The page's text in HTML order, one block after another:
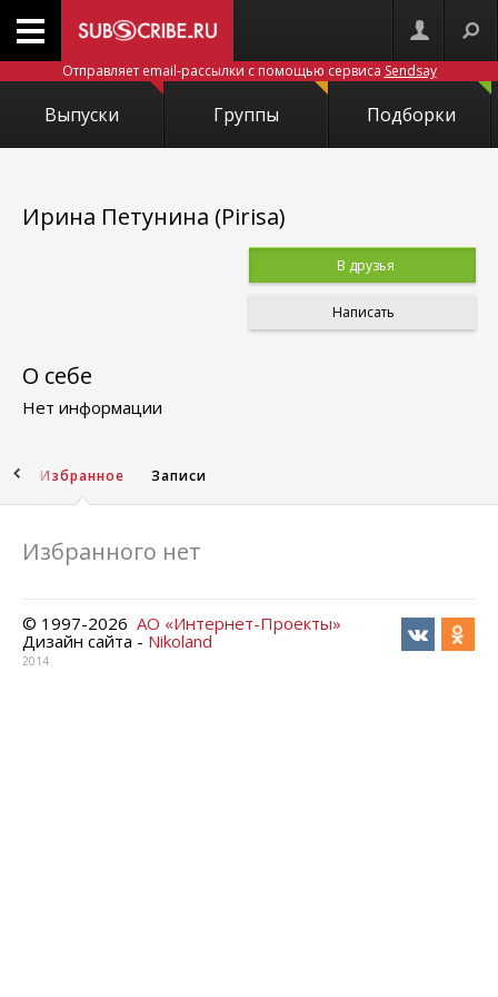
Отправляет email-рассылки с помощью сервиса Sendsay
Выпуски Группы Подборки
Ирина Петунина (Pirisa)
В друзья
Написать
О себе
Нет информации
Избранное Записи
Избранного нет
© 1997-2026 АО «Интернет-Проекты»
Дизайн сайта - Nikoland
2014